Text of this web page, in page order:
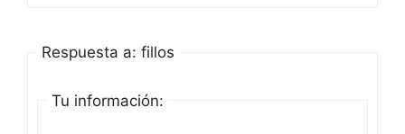
Respuesta a: fillos
Tu información: